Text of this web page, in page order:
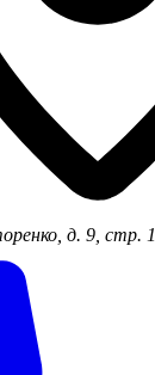
д. 9, стр. 1